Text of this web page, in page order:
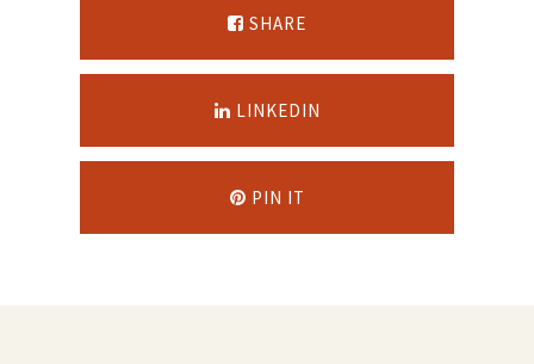
SHARE
LINKEDIN
PIN IT